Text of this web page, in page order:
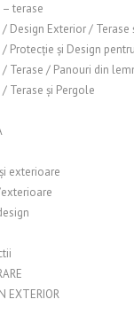
terase
Design Exterior / Terase
Protecție și Design
Terase / Panouri din
Terase și Pergole
exterioare
EXTERIOR